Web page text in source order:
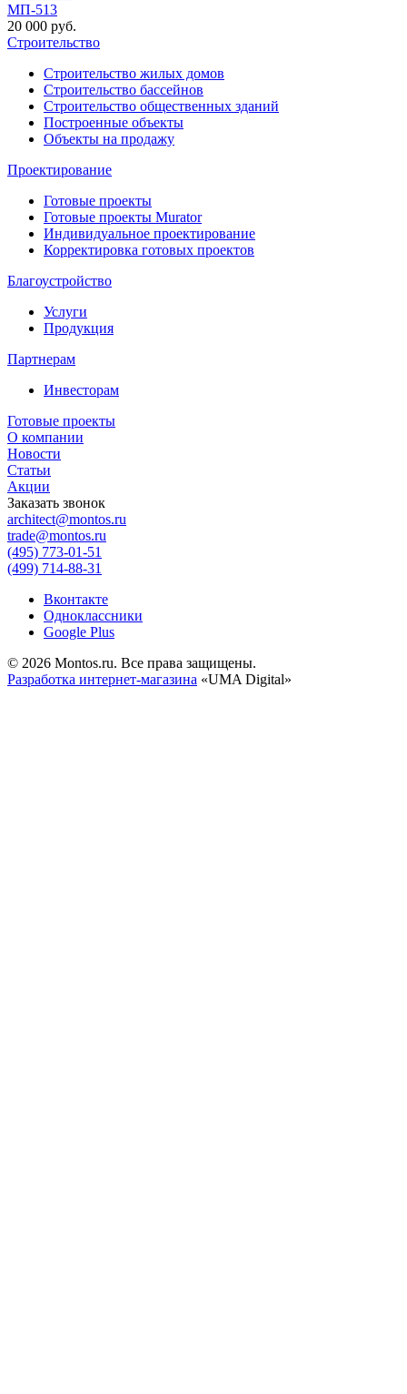
МП-513
20 000 руб.
Строительство
Строительство жилых домов
Строительство бассейнов
Строительство общественных зданий
Построенные объекты
Объекты на продажу
Проектирование
Готовые проекты
Готовые проекты Murator
Индивидуальное проектирование
Корректировка готовых проектов
Благоустройство
Услуги
Продукция
Партнерам
Инвесторам
Готовые проекты
О компании
Новости
Статьи
Акции
Заказать звонок
architect@montos.ru
trade@montos.ru
(495) 773-01-51
(499) 714-88-31
Вконтакте
Одноклассники
Google Plus
© 2026 Montos.ru. Все права защищены.
Разработка интернет-магазина «UMA Digital»